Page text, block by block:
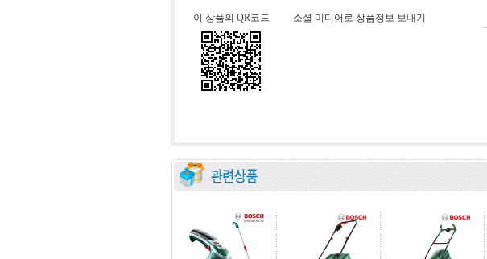
이 상품의 QR코드 소셜 미디어로 상품정보 보내기